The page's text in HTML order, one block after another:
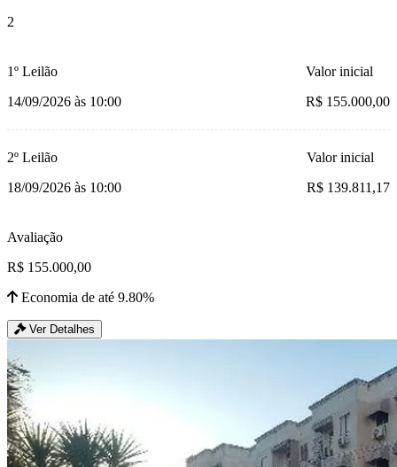
2
1º Leilão
14/09/2026 às 10:00
Valor inicial
R$ 155.000,00
2º Leilão
18/09/2026 às 10:00
Valor inicial
R$ 139.811,17
Avaliação
R$ 155.000,00
Economia de até 9.80%
Ver Detalhes